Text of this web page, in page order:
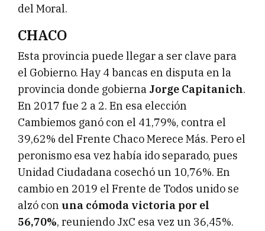
del Moral.
CHACO
Esta provincia puede llegar a ser clave para
el Gobierno. Hay 4 bancas en disputa en la
provincia donde gobierna Jorge Capitanich.
En 2017 fue 2 a 2. En esa elección
Cambiemos ganó con el 41,79%, contra el
39,62% del Frente Chaco Merece Más. Pero el
peronismo esa vez había ido separado, pues
Unidad Ciudadana cosechó un 10,76%. En
cambio en 2019 el Frente de Todos unido se
alzó con una cómoda victoria por el
56,70%, reuniendo JxC esa vez un 36,45%.